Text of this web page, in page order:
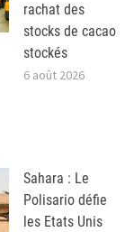
rachat des
stocks de cacao
stockés
6 août 2026
Sahara : Le
Polisario défie
les Etats Unis